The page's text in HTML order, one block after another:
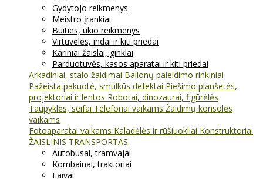
Gydytojo reikmenys
Meistro įrankiai
Buities, ūkio reikmenys
Virtuvėlės, indai ir kiti priedai
Kariniai žaislai, ginklai
Parduotuvės, kasos aparatai ir kiti priedai
Arkadiniai, stalo žaidimai Balionų paleidimo rinkiniai
Pažeista pakuotė, smulkūs defektai Piešimo planšetės,
projektoriai ir lentos Robotai, dinozaurai, figūrėlės
Taupyklės, seifai Telefonai vaikams Žaidimų konsolės
vaikams
Fotoaparatai vaikams Kaladėlės ir rūšiuokliai Konstruktoriai
ŽAISLINIS TRANSPORTAS
Autobusai, tramvajai
Kombainai, traktoriai
Laivai